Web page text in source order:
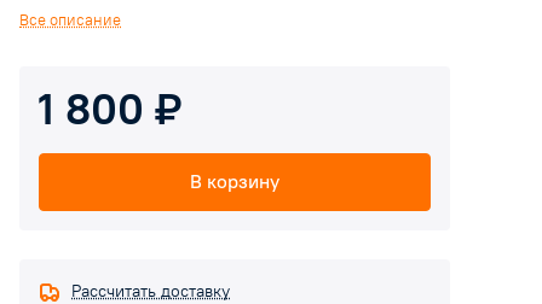
горячего водоснабжения при стабильном или слабо
производится механическим трехпозиционным
переключателем. Корпус насоса выполнен из чугуна с
резьбовыми присоединительными патрубками. Рабочие
жидкости - вода малой жесткости, маловязкие, неагрессивные
и невзрывоопасные жидкости без твердых и волокнистых
Все описание
1 800 ₽
В корзину
Рассчитать доставку